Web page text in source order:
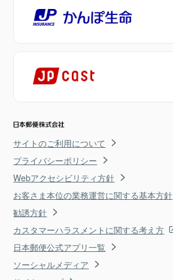
サイトのご利用について
プライバシーポリシー
Webアクセシビリティ方針
お客さま本位の業務運営に関する基本方針
勧誘方針
カスタマーハラスメントに関する考え方
日本郵便公式アプリ一覧
ソーシャルメディア